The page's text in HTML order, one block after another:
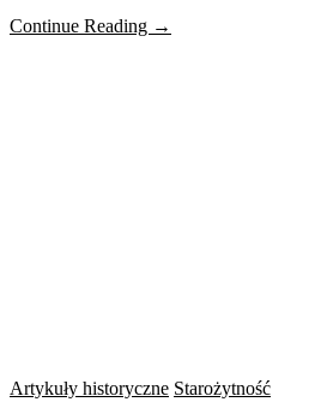
Continue Reading →
Artykuły historyczne Starożytność